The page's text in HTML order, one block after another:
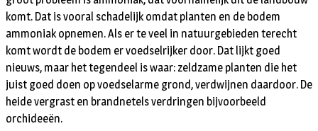
komt. Dat is vooral schadelijk omdat planten en de bodem
ammoniak opnemen. Als er te veel in natuurgebieden terecht
komt wordt de bodem er voedselrijker door. Dat lijkt goed
nieuws, maar het tegendeel is waar: zeldzame planten die het
juist goed doen op voedselarme grond, verdwijnen daardoor. De
heide vergrast en brandnetels verdringen bijvoorbeeld
orchideeën.